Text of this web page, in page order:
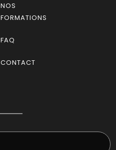
NOS
FORMATIONS
FAQ
CONTACT